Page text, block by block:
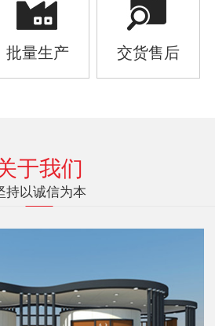
批量生产 交货售后
于我们
持以诚信为本